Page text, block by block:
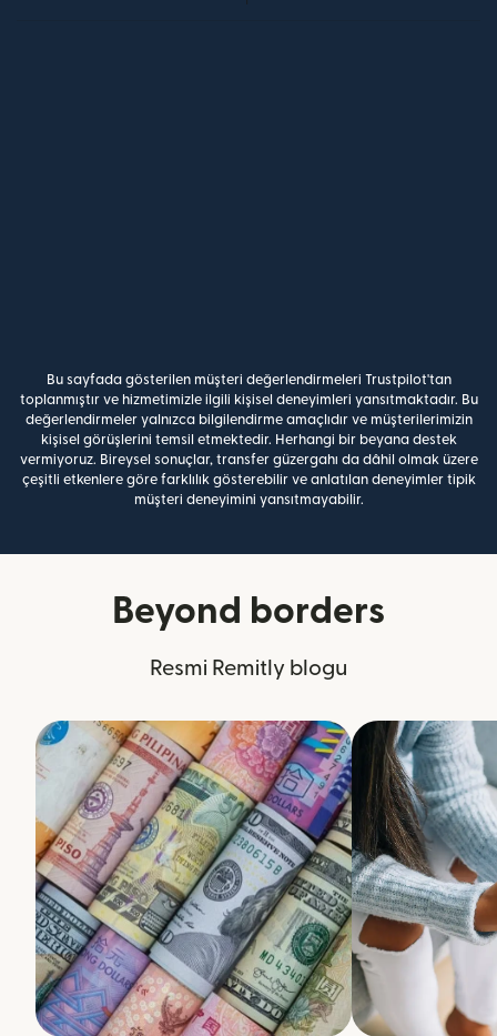
Bu sayfada gösterilen müşteri değerlendirmeleri Trustpilot'tan
toplanmıştır ve hizmetimizle ilgili kişisel deneyimleri yansıtmaktadır. Bu
değerlendirmeler yalnızca bilgilendirme amaçlıdır ve müşterilerimizin
kişisel görüşlerini temsil etmektedir. Herhangi bir beyana destek
vermiyoruz. Bireysel sonuçlar, transfer güzergahı da dâhil olmak üzere
çeşitli etkenlere göre farklılık gösterebilir ve anlatılan deneyimler tipik
müşteri deneyimini yansıtmayabilir.
Beyond borders
Resmi Remitly blogu